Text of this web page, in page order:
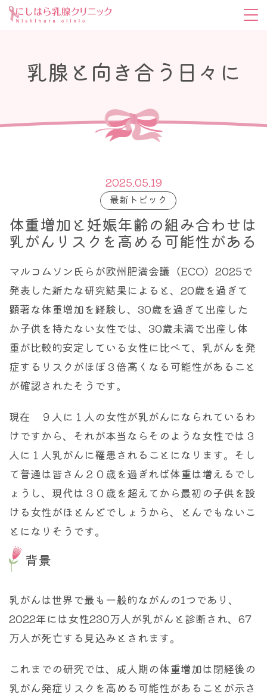
乳腺と向き合う日々に
2025.05.19
最新トピック
体重増加と妊娠年齢の組み合わせは
乳がんリスクを高める可能性がある
マルコムソン氏らが欧州肥満会議（ECO）2025で
発表した新たな研究結果によると、20歳を過ぎて
顕著な体重増加を経験し、30歳を過ぎて出産した
か子供を持たない女性では、30歳未満で出産し体
重が比較的安定している女性に比べて、乳がんを発
症するリスクがほぼ３倍高くなる可能性があること
が確認されたそうです。
現在 ９人に１人の女性が乳がんになられているわ
けですから、それが本当ならそのような女性では３
人に１人乳がんに罹患されることになります。そし
て普通は皆さん２０歳を過ぎれば体重は増えるでし
ょうし、現代は３０歳を超えてから最初の子供を設
ける女性がほとんどでしょうから、とんでもないこ
とになりそうです。
背景
乳がんは世界で最も一般的ながんの1つであり、
2022年には女性230万人が乳がんと診断され、67
万人が死亡する見込みとされます。
これまでの研究では、成人期の体重増加は閉経後の
乳がん発症リスクを高める可能性があることが示さ